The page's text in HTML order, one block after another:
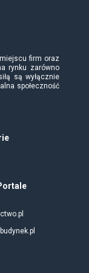
firm oraz
rynku zarówno
są wyłącznie
społeczność